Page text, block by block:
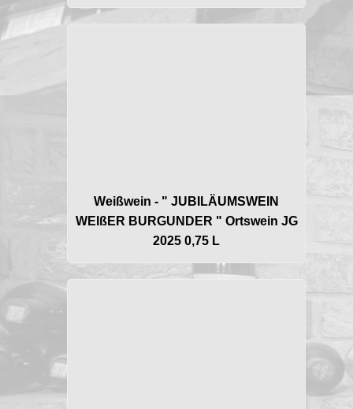
Weißwein - " JUBILÄUMSWEIN
WEIßER BURGUNDER " Ortswein JG
2025 0,75 L